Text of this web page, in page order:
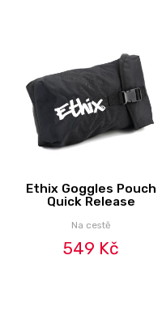
Ethix Goggles Pouch
Quick Release
Na cestě
549 Kč